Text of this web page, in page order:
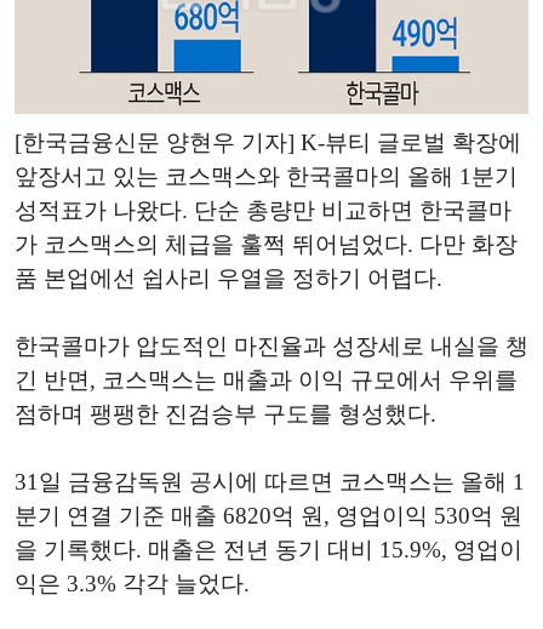
[한국금융신문 양현우 기자] K-뷰티 글로벌 확장에
앞장서고 있는 코스맥스와 한국콜마의 올해 1분기
성적표가 나왔다. 단순 총량만 비교하면 한국콜마
가 코스맥스의 체급을 훌쩍 뛰어넘었다. 다만 화장
품 본업에선 쉽사리 우열을 정하기 어렵다.
한국콜마가 압도적인 마진율과 성장세로 내실을 챙
긴 반면, 코스맥스는 매출과 이익 규모에서 우위를
점하며 팽팽한 진검승부 구도를 형성했다.
31일 금융감독원 공시에 따르면 코스맥스는 올해 1
분기 연결 기준 매출 6820억 원, 영업이익 530억 원
을 기록했다. 매출은 전년 동기 대비 15.9%, 영업이
익은 3.3% 각각 늘었다.